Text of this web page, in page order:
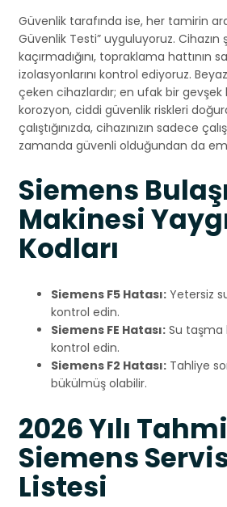
Güvenlik tarafında ise, her tamirin
Güvenlik Testi” uyguluyoruz. Cihazın
kaçırmadığını, topraklama hattının
izolasyonlarını kontrol ediyoruz.
çeken cihazlardır; en ufak bir gevşek
korozyon, ciddi güvenlik riskleri
çalıştığınızda, cihazınızın sadece
zamanda güvenli olduğundan da
Siemens
Makinesi
Kodları
Siemens F5 Hatası: Yetersiz
kontrol edin.
Siemens FE Hatası: Su taşma
kontrol edin.
Siemens F2 Hatası: Tahliye
bükülmüş olabilir.
2026 Yılı
Siemens
Listesi